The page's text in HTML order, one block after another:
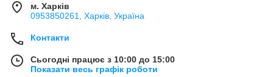
м. Харків
0953850261, Харків, Україна
Контакти
Сьогодні працює з 10:00 до 15:00
Показати весь графік роботи